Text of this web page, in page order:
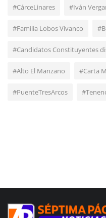
#CárceLinares #Iván
#Familia Lobos Vivanco
#Candidatos Constituyentes
#Alto El Manzano #Carta
#PuenteTresArcos